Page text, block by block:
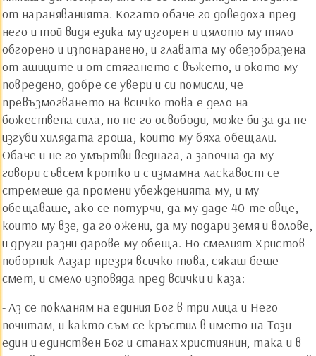
от нараняванията. Когато обаче го доведоха пред
него и той видя езика му изгорен и цялото му тяло
обгорено и изпонаранено, и главата му обезобразена
от ашиците и от стягането с въжето, и окото му
повредено, добре се увери и си помисли, че
превъзмогването на всичко това е дело на
божествена сила, но не го освободи, може би за да не
изгуби хилядата гроша, които му бяха обещали.
Обаче и не го умъртви веднага, а започна да му
говори съвсем кротко и с измамна ласкавост се
стремеше да промени убежденията му, и му
обещаваше, ако се потурчи, да му даде 40-те овце,
които му взе, да го ожени, да му подари земя и волове,
и други разни дарове му обеща. Но смелият Христов
поборник Лазар презря всичко това, сякаш беше
смет, и смело изповяда пред всички и каза:
- Аз се покланям на единия Бог в три лица и Него
почитам, и както съм се кръстил в името на Този
един и единствен Бог и станах християнин, така и в